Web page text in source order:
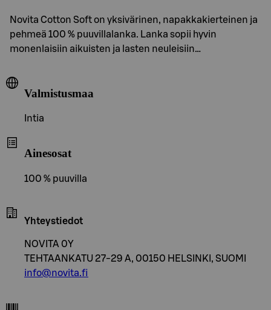
Novita Cotton Soft on yksivärinen, napakkakierteinen ja
pehmeä 100 % puuvillalanka. Lanka sopii hyvin
monenlaisiin aikuisten ja lasten neuleisiin…
Valmistusmaa
Intia
Ainesosat
100 % puuvilla
Yhteystiedot
NOVITA 0Y
TEHTAANKATU 27-29 A, 00150 HELSINKI, SUOMI
info@novita.fi